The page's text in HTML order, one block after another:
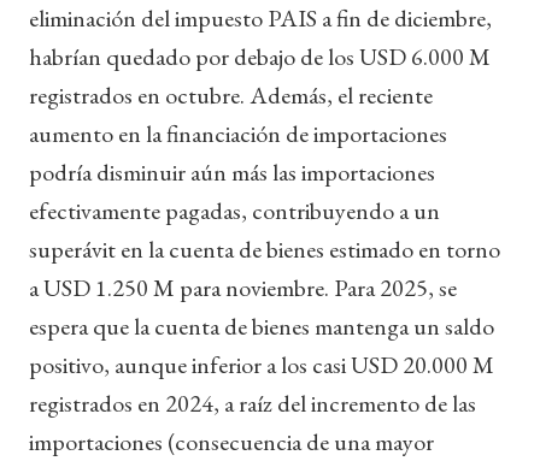
eliminación del impuesto PAIS a fin de diciembre,
habrían quedado por debajo de los USD 6.000 M
registrados en octubre. Además, el reciente
aumento en la financiación de importaciones
podría disminuir aún más las importaciones
efectivamente pagadas, contribuyendo a un
superávit en la cuenta de bienes estimado en torno
a USD 1.250 M para noviembre. Para 2025, se
espera que la cuenta de bienes mantenga un saldo
positivo, aunque inferior a los casi USD 20.000 M
registrados en 2024, a raíz del incremento de las
importaciones (consecuencia de una mayor